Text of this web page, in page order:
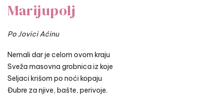
Marijupolj
Po Jovici Aćinu
Nemali dar je celom ovom kraju
Sveža masovna grobnica iz koje
Seljaci krišom po noći kopaju
Đubre za njive, bašte, perivoje.